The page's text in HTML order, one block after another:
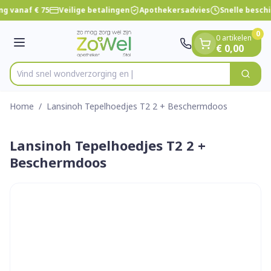
Ga naar de inhoud
1 van 1
vanaf € 75 Veilige betalingen Apothekersadvies Snelle
Menu
Product, merk, categorie...
Vind snel wondverzo Zoek
0 artikelen
€ 0,00
0
Home / Lansinoh Tepelhoedjes T2 2 + Beschermdoos
Lansinoh Tepelhoedjes T2 2 +
Beschermdoos